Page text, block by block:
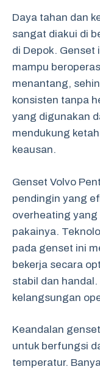
Daya tahan dan
sangat diakui di
di Depok. Genset
mampu
menantang,
konsisten tanpa
yang digunakan
mendukung
keausan.
Genset Volvo
pendingin yang
overheating
pakainya.
pada genset ini
bekerja secara
stabil dan
kelangsungan
Keandalan
untuk berfungsi
temperatur.